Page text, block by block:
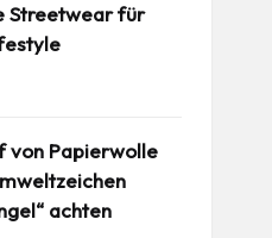
Streetwear für
von Papierwolle
achten